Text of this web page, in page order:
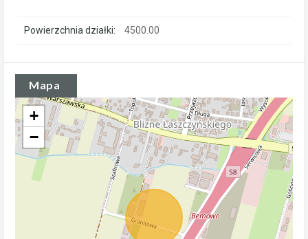
Powierzchnia działki: 4500.00
Mapa
+
−